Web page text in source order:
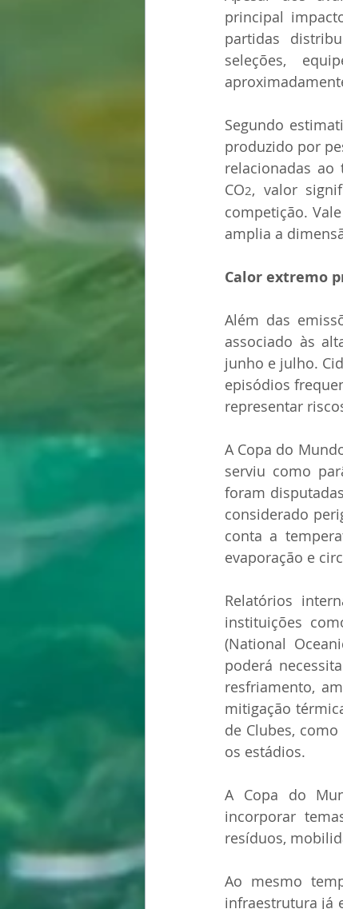
principal
partidas
seleções,
Segundo
produzido por
relacionadas
CO2, valor
competição.
amplia a
Calor extremo
Além das
associado às
junho e julho.
episódios
representar
A Copa do
serviu como
foram
considerado
conta a
evaporação e
Relatórios
instituições
(National
poderá
resfriamento,
mitigação
de Clubes,
os estádios.
A Copa do
incorporar
resíduos,
Ao mesmo
infraestrutura já